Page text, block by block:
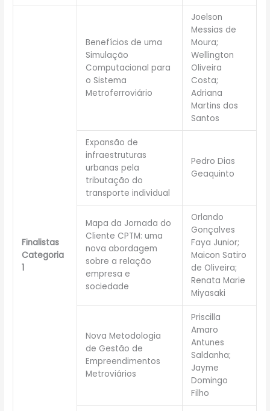
Finalistas
Categoria
1
Benefícios de uma
Simulação
Computacional para
o Sistema
Metroferroviário
Joelson
Messias de
Moura;
Wellington
Oliveira
Costa;
Adriana
Martins dos
Santos
Expansão de
infraestruturas
urbanas pela
tributação do
transporte individual
Pedro Dias
Geaquinto
Mapa da Jornada do
Cliente CPTM: uma
nova abordagem
sobre a relação
empresa e
sociedade
Orlando
Gonçalves
Faya Junior;
Maicon Satiro
de Oliveira;
Renata Marie
Miyasaki
Nova Metodologia
de Gestão de
Empreendimentos
Metroviários
Priscilla
Amaro
Antunes
Saldanha;
Jayme
Domingo
Filho